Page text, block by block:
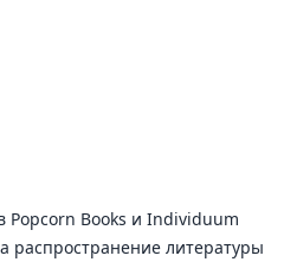
Popcorn Books и Individuum
распространение литературы